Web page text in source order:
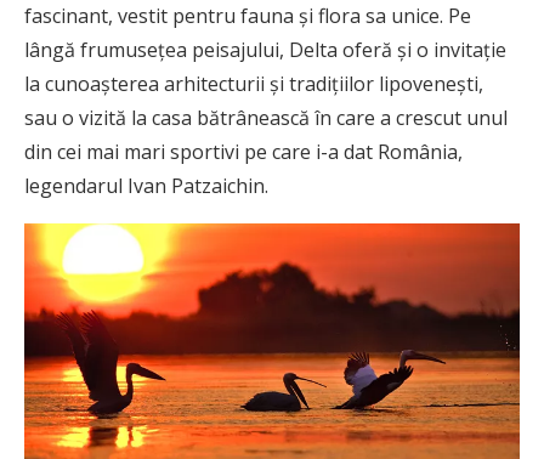
fascinant, vestit pentru fauna și flora sa unice. Pe
lângă frumusețea peisajului, Delta oferă și o invitație
la cunoașterea arhitecturii și tradițiilor lipovenești,
sau o vizită la casa bătrânească în care a crescut unul
din cei mai mari sportivi pe care i-a dat România,
legendarul Ivan Patzaichin.